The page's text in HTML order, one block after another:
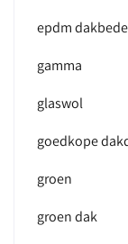
epdm
gamma
glaswol
goedkope
groen
groen dak